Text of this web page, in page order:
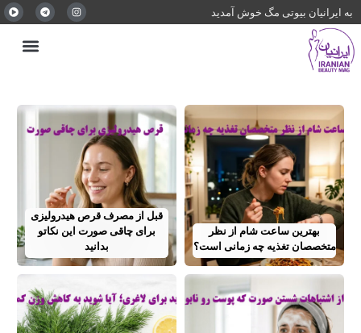
به ایرانیان بیوتی مگ خوش آمدید
بهترین ساعت شام از نظر
متخصصان تغذیه چه زمانی است؟
قبل از مصرف قرص هیدرولیزی
برای چاقی صورت این نکاتو
بدانید